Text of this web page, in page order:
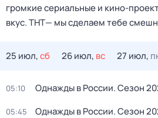
громкие сериальные и
вкус. ТНТ— мы сделаем тебе
25 июл,сб 26 июл, вс 27 июл,
05:10 Однажды в России. Сезон
05:45 Однажды в России. Сезон